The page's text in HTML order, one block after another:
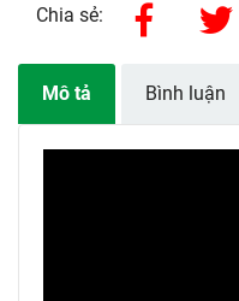
Chia sẻ:
Mô tả Bình luận